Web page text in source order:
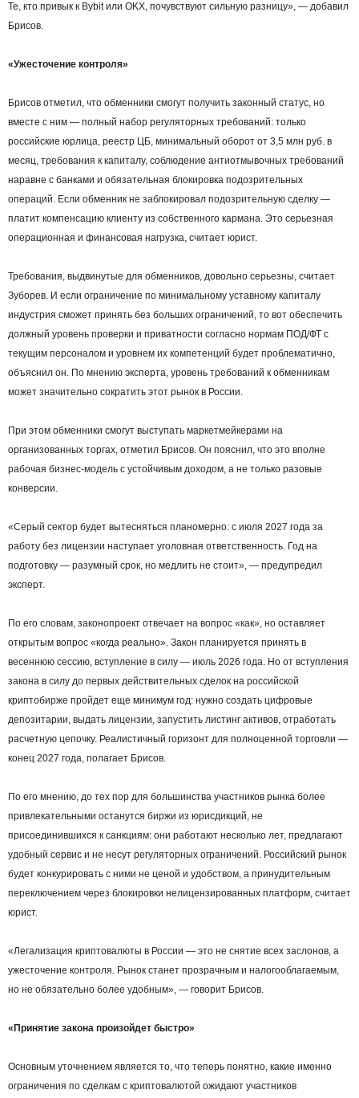
Те, кто привык к Bybit или OKX, почувствуют сильную разницу», — добавил
Брисов.
«Ужесточение контроля»
Брисов отметил, что обменники смогут получить законный статус, но
вместе с ним — полный набор регуляторных требований: только
российские юрлица, реестр ЦБ, минимальный оборот от 3,5 млн руб. в
месяц, требования к капиталу, соблюдение антиотмывочных требований
наравне с банками и обязательная блокировка подозрительных
операций. Если обменник не заблокировал подозрительную сделку —
платит компенсацию клиенту из собственного кармана. Это серьезная
операционная и финансовая нагрузка, считает юрист.
Требования, выдвинутые для обменников, довольно серьезны, считает
Зуборев. И если ограничение по минимальному уставному капиталу
индустрия сможет принять без больших ограничений, то вот обеспечить
должный уровень проверки и приватности согласно нормам ПОД/ФТ с
текущим персоналом и уровнем их компетенций будет проблематично,
объяснил он. По мнению эксперта, уровень требований к обменникам
может значительно сократить этот рынок в России.
При этом обменники смогут выступать маркетмейкерами на
организованных торгах, отметил Брисов. Он пояснил, что это вполне
рабочая бизнес-модель с устойчивым доходом, а не только разовые
конверсии.
«Серый сектор будет вытесняться планомерно: с июля 2027 года за
работу без лицензии наступает уголовная ответственность. Год на
подготовку — разумный срок, но медлить не стоит», — предупредил
эксперт.
По его словам, законопроект отвечает на вопрос «как», но оставляет
открытым вопрос «когда реально». Закон планируется принять в
весеннюю сессию, вступление в силу — июль 2026 года. Но от вступления
закона в силу до первых действительных сделок на российской
криптобирже пройдет еще минимум год: нужно создать цифровые
депозитарии, выдать лицензии, запустить листинг активов, отработать
расчетную цепочку. Реалистичный горизонт для полноценной торговли —
конец 2027 года, полагает Брисов.
По его мнению, до тех пор для большинства участников рынка более
привлекательными останутся биржи из юрисдикций, не
присоединившихся к санкциям: они работают несколько лет, предлагают
удобный сервис и не несут регуляторных ограничений. Российский рынок
будет конкурировать с ними не ценой и удобством, а принудительным
переключением через блокировки нелицензированных платформ, считает
юрист.
«Легализация криптовалюты в России — это не снятие всех заслонов, а
ужесточение контроля. Рынок станет прозрачным и налогооблагаемым,
но не обязательно более удобным», — говорит Брисов.
«Принятие закона произойдет быстро»
Основным уточнением является то, что теперь понятно, какие именно
ограничения по сделкам с криптовалютой ожидают участников